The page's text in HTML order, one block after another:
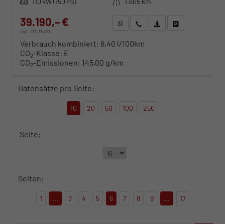
39.190,– €
incl. 19% MwSt.
WhatsApp anfragen
Wir rufen Sie anFahrzeugexposé (PDF)
Verbrauch kombiniert: 6,40 l/100km
CO2-Klasse: E
CO2-Emissionen: 145,00 g/km
Datensätze pro Seite:
10 20 50 100 250
Seite:
Seiten:
1 ... 3 4 5 6 7 8 9 ... 17